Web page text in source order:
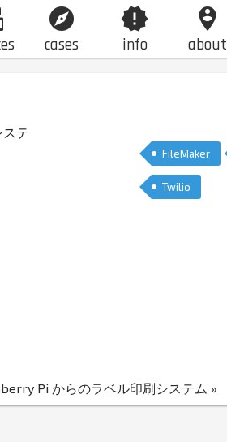
explore
cases
new_releases
info
person_pin_circle
about
テ
FileMaker
Twilio
Pi からのラベル印刷システム »